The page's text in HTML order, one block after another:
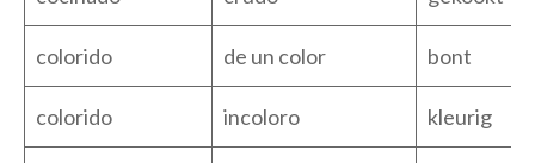
colorido de un color bont
colorido incoloro kleurig